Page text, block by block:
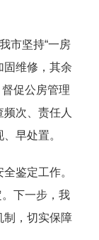
市坚持“一房
固维修，其余
促公房管理
次、责任人
早处置。
鉴定工作。
下一步，我
制，切实保障